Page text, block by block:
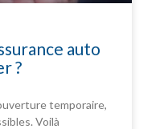
auto
?
temporaire,
Voilà